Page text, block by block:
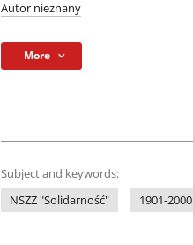
Autor nieznany
More
Subject and keywords:
NSZZ "Solidarność"
1901-2000